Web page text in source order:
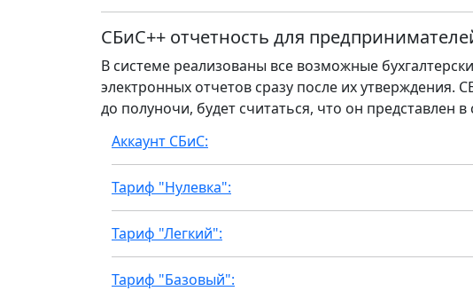
СБиС++ отчетность для
В системе реализованы все возможные
электронных отчетов сразу после их утверждения.
до полуночи, будет считаться, что он представлен в
Аккаунт СБиС:
Тариф "Нулевка":
Тариф "Легкий":
Тариф "Базовый":